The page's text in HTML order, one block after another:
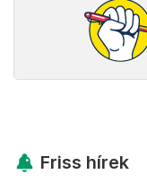
Friss hírek